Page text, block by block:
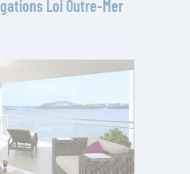
Loi Outre-Mer